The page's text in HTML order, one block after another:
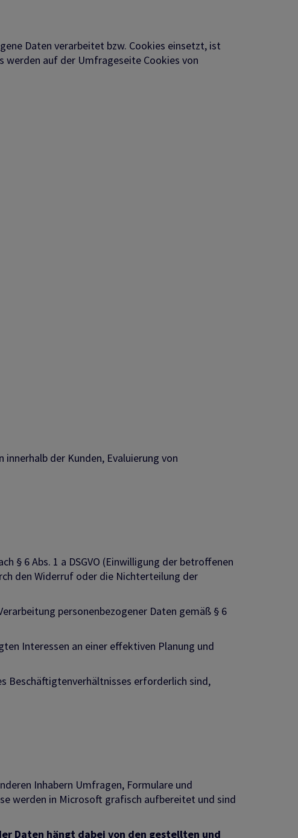
Daten verarbeitet bzw. Cookies einsetzt, ist
auf der Umfrageseite Cookies von
der Kunden, Evaluierung von
§ 6 Abs. 1 a DSGVO (Einwilligung der betroffenen
den Widerruf oder die Nichterteilung der
personenbezogener Daten gemäß § 6
Interessen an einer effektiven Planung und
Beschäftigtenverhältnisses erforderlich sind,
Inhabern Umfragen, Formulare und
werden in Microsoft grafisch aufbereitet und sind
Daten hängt dabei von den gestellten und